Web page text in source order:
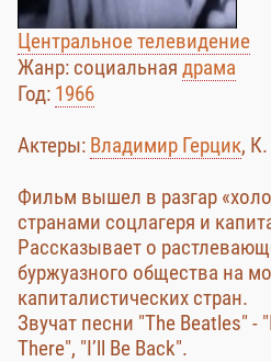
Центральное телевидение
Жанр: социальная драма
Год: 1966
Актеры: Владимир Герцик,
Фильм вышел в разгар
странами соцлагеря и
Рассказывает о
буржуазного общества на
капиталистических стран.
Звучат песни "The Beatles" -
There", "I’ll Be Back".